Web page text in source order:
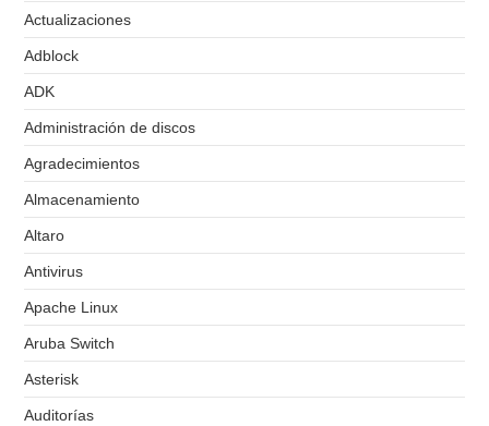
Actualizaciones
Adblock
ADK
Administración de discos
Agradecimientos
Almacenamiento
Altaro
Antivirus
Apache Linux
Aruba Switch
Asterisk
Auditorías